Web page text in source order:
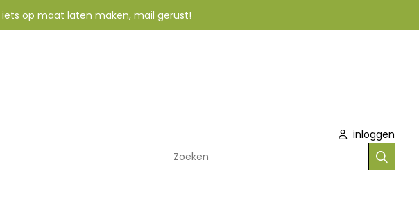
op maat laten maken, mail gerust!
inloggen
Zoeken